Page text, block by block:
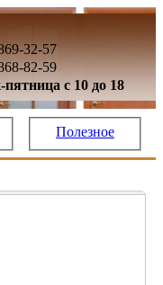
32-57
82-59
с 10 до 18
Полезное